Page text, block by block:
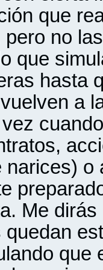
que
pero no
que
hasta
a
narices) o
Me
que